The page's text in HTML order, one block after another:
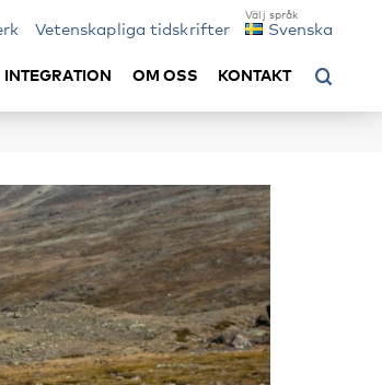
Vetenskapliga tidskrifter Svenska
INTEGRATION OM OSS KONTAKT